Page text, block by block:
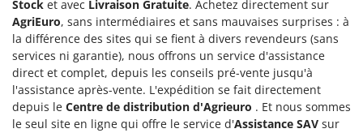
MAMMAMIA
Marcato
Marina Systems
Master
Mastercook
Stock et avec Livraison Gratuite. Achetez directement sur
AgriEuro, sans intermédiaires et sans mauvaises surprises : à
la différence des sites qui se fient à divers revendeurs (sans
services ni garantie), nous offrons un service d'assistance
direct et complet, depuis les conseils pré-vente jusqu'à
l'assistance après-vente. L'expédition se fait directement
depuis le Centre de distribution d'Agrieuro . Et nous sommes
le seul site en ligne qui offre le service d'Assistance SAV sur